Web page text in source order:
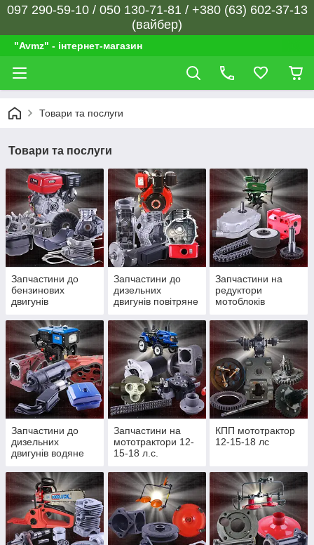
097 290-59-10 / 050 130-71-81 / +380 (63) 602-37-13
(вайбер)
"Avmz" - інтернет-магазин
Товари та послуги
Товари та послуги
Запчастини до
бензинових
двигунів
Запчастини до
дизельних
двигунів повітряне
Запчастини на
редуктори
мотоблоків
Запчастини до
дизельних
двигунів водяне
Запчастини на
мототрактори 12-
15-18 л.с.
КПП мототрактор
12-15-18 лс